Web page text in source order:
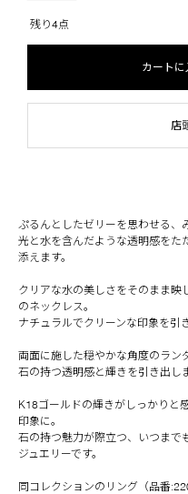
残り4点
カートに
店
ぷるんとしたゼリーを思わせる、
光と水を含んだような透明感をた
添えます。
クリアな水の美しさをそのまま映
のネックレス。
ナチュラルでクリーンな印象を引
両面に施した穏やかな角度のラン
石の持つ透明感と輝きを引き出し
K18ゴールドの輝きがしっかりと
印象に。
石の持つ魅力が際立つ、いつまで
ジュエリーです。
同コレクションのリング（品番